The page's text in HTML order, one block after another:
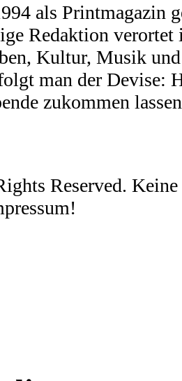
als Printmagazin
Redaktion
Kultur, Musik
man der Devise:
zukommen
Reserved.